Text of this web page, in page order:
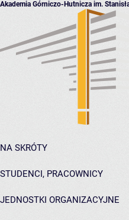
Akademia Górniczo-Hutnicza im.
NA SKRÓTY
STUDENCI, PRACOWNICY
JEDNOSTKI ORGANIZACYJNE